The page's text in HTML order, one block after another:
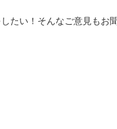
たい！そんなご意見もお